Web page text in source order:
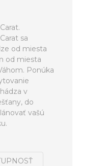
sa
od miesta
od miesta
Ponúka
v
do
vašú